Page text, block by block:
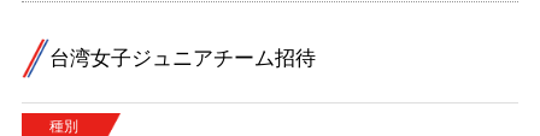
台湾女子ジュニアチーム招待
種別